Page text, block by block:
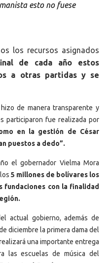
esto no fuese
los recursos asignados
de cada año estos
a otras partidas y se
de manera transparente y
participaron fue realizada por
en la gestión de César
puestos a dedo”.
el gobernador Vielma Mora
5 millones de bolívares los
con la finalidad
actual gobierno, además de
diciembre la primera dama del
una importante entrega
las escuelas de música del